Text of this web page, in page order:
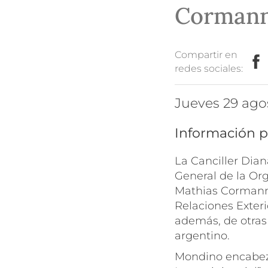
Compartir en
redes sociales:
jueves 29
Información
La Canciller
General de la
Mathias
Relaciones
además, de
argentino.
Mondino